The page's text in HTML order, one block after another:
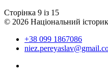
Сторінка 9 із 15
© 2026 Національний
+38 099 1867086